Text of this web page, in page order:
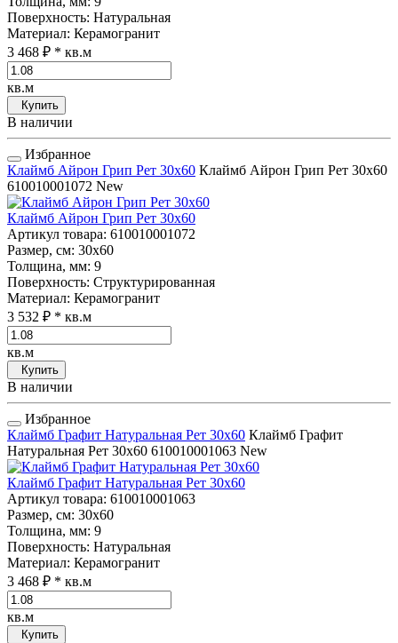
Поверхность: Натуральная
Материал: Керамогранит
3 468 ₽ * кв.м
кв.м
Купить
В наличии
Избранное
Клаймб Айрон Грип Рет 30x60 Клаймб Айрон Грип Рет 30x60
610010001072 New
Клаймб Айрон Грип Рет 30x60
Артикул товара: 610010001072
Размер, см: 30x60
Толщина, мм: 9
Поверхность: Структурированная
Материал: Керамогранит
3 532 ₽ * кв.м
кв.м
Купить
В наличии
Избранное
Клаймб Графит Натуральная Рет 30x60 Клаймб Графит
Натуральная Рет 30x60 610010001063 New
Клаймб Графит Натуральная Рет 30x60
Артикул товара: 610010001063
Размер, см: 30x60
Толщина, мм: 9
Поверхность: Натуральная
Материал: Керамогранит
3 468 ₽ * кв.м
кв.м
Купить